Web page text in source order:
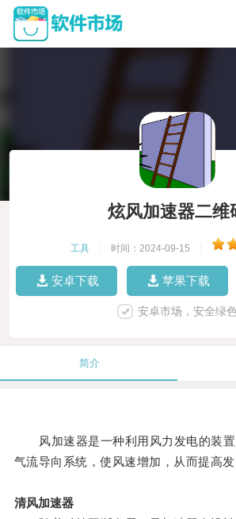
炫风加速器二维
工具 时间：2024-09-15
安卓下载 苹果下载
安卓市场，安全绿
简介
风加速器是一种利用风力发电的装置
气流导向系统，使风速增加，从而提高发
清风加速器